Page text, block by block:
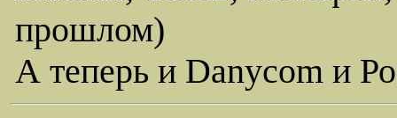
прошлом)
А теперь и Danycom и